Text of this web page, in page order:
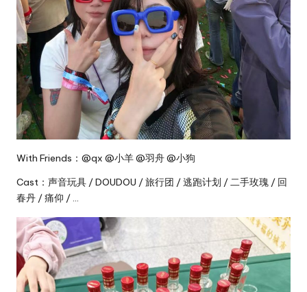
With Friends：@qx @小羊 @羽舟 @小狗
Cast：声音玩具 / DOUDOU / 旅行团 / 逃跑计划 / 二手玫瑰 / 回
春丹 / 痛仰 / …